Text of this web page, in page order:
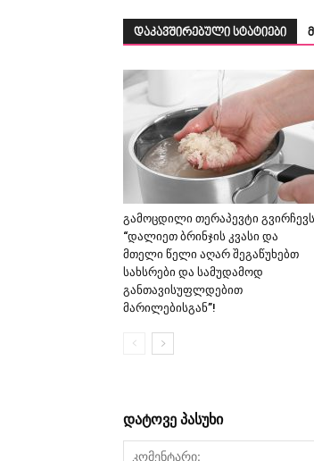
დაკავშირებული სტატიები
გამოცდილი თერაპევტი
“დალიეთ ბრინჯის კვასი და
მთელი წელი აღარ შეგაწუხებთ
სახსრები და სამუდამოდ
განთავისუფლდებით
მარილებისგან”!
დატოვე პასუხი